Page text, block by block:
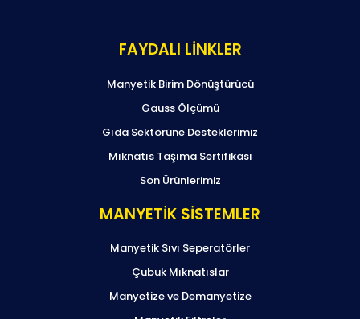
FAYDALI LİNKLER
Manyetik Birim Dönüştürücü
Gauss Ölçümü
Gıda Sektörüne Desteklerimiz
Mıknatıs Taşıma Sertifikası
Son Ürünlerimiz
MANYETİK SİSTEMLER
Manyetik Sıvı Seperatörler
Çubuk Mıknatıslar
Manyetize ve Demanyetize